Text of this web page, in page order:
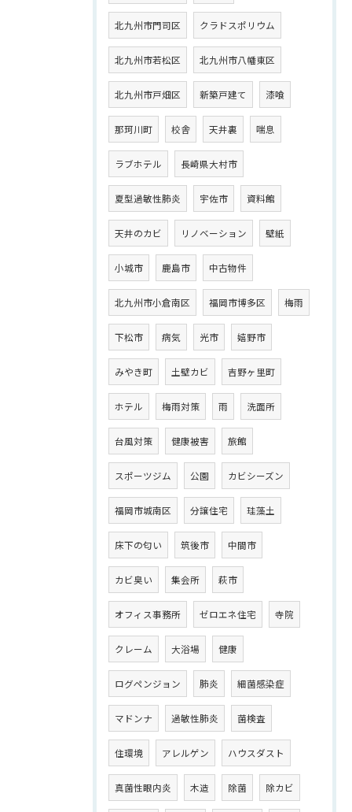
北九州市門司区 クラドスポリウム
北九州市若松区 北九州市八幡東区
北九州市戸畑区 新築戸建て 漆喰
那珂川町 校舎 天井裏 喘息
ラブホテル 長崎県大村市
夏型過敏性肺炎 宇佐市 資料館
天井のカビ リノベーション 壁紙
小城市 鹿島市 中古物件
北九州市小倉南区 福岡市博多区 梅雨
下松市 病気 光市 嬉野市
みやき町 土壁カビ 吉野ヶ里町
ホテル 梅雨対策 雨 洗面所
台風対策 健康被害 旅館
スポーツジム 公園 カビシーズン
福岡市城南区 分譲住宅 珪藻土
床下の匂い 筑後市 中間市
カビ臭い 集会所 萩市
オフィス事務所 ゼロエネ住宅 寺院
クレーム 大浴場 健康
ログペンジョン 肺炎 細菌感染症
マドンナ 過敏性肺炎 菌検査
住環境 アレルゲン ハウスダスト
真菌性眼内炎 木造 除菌 除カビ